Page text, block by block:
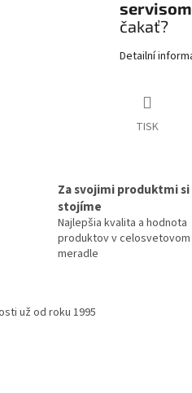
čakať?
Detailní
TISK
Za svojimi produktmi si
stojíme
Najlepšia kvalita a hodnota
produktov v celosvetovom
meradle
už od roku 1995